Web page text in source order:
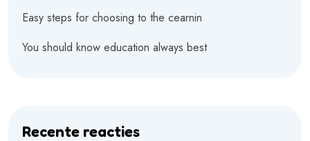
Easy steps for choosing to the cearnin
You should know education always best
Recente reacties